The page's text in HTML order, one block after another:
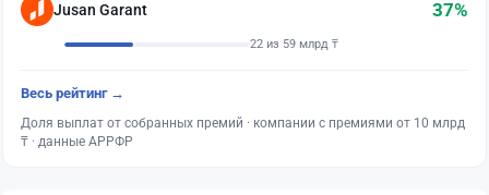
Jusan Garant 37%
22 из 59 млрд ₸
Весь рейтинг →
Доля выплат от собранных премий · компании с премиями от 10 млрд
₸ · данные АРРФР